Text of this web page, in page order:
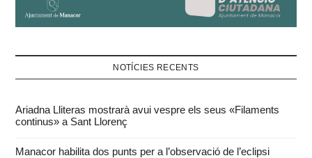
NOTÍCIES RECENTS
Ariadna Lliteras mostrarà avui vespre els seus «Filaments
continus» a Sant Llorenç
Manacor habilita dos punts per a l’observació de l’eclipsi